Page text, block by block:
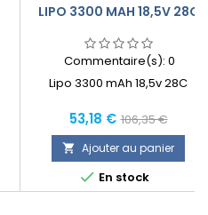
LIPO 3300 MAH 18,5V 28C
Commentaire(s): 0
Lipo 3300 mAh 18,5v 28C
Prix
53,18 € Prix
normal
106,35 €
 Ajouter au panier
 En stock